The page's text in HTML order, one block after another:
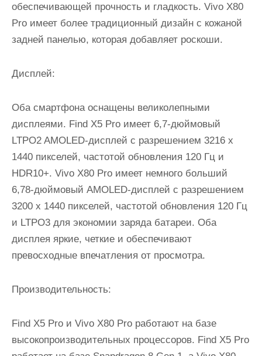
обеспечивающей прочность и гладкость. Vivo X80
Pro имеет более традиционный дизайн с кожаной
задней панелью, которая добавляет роскоши.
Дисплей:
Оба смартфона оснащены великолепными
дисплеями. Find X5 Pro имеет 6,7-дюймовый
LTPO2 AMOLED-дисплей с разрешением 3216 x
1440 пикселей, частотой обновления 120 Гц и
HDR10+. Vivo X80 Pro имеет немного больший
6,78-дюймовый AMOLED-дисплей с разрешением
3200 x 1440 пикселей, частотой обновления 120 Гц
и LTPO3 для экономии заряда батареи. Оба
дисплея яркие, четкие и обеспечивают
превосходные впечатления от просмотра.
Производительность:
Find X5 Pro и Vivo X80 Pro работают на базе
высокопроизводительных процессоров. Find X5 Pro